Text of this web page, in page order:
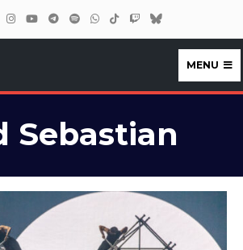
España
MENU
Sebastian